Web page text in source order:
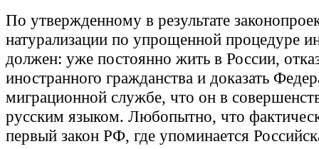
По утвержденному в результате
натурализации по упрощенной процедуре
должен: уже постоянно жить в России,
иностранного гражданства и доказать
миграционной службе, что он в
русским языком. Любопытно, что
первый закон РФ, где упоминается